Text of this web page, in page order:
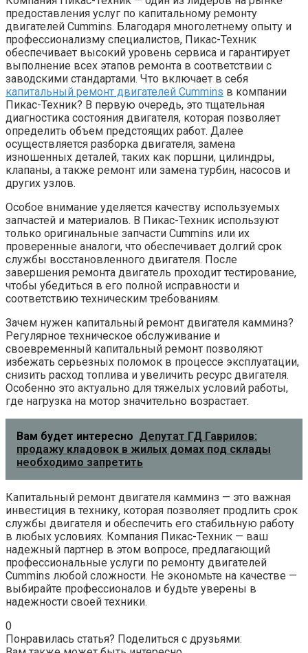
предоставления услуг по капитальному ремонту
двигателей Cummins. Благодаря многолетнему опыту и
профессионализму специалистов, Пикас-Техник
обеспечивает высокий уровень сервиса и гарантирует
выполнение всех этапов ремонта в соответствии с
заводскими стандартами. Что включает в себя
капитальный ремонт двигателей Cummins в компании
Пикас-Техник? В первую очередь, это тщательная
диагностика состояния двигателя, которая позволяет
определить объем предстоящих работ. Далее
осуществляется разборка двигателя, замена
изношенных деталей, таких как поршни, цилиндры,
клапаны, а также ремонт или замена турбин, насосов и
других узлов.
Особое внимание уделяется качеству используемых
запчастей и материалов. В Пикас-Техник используют
только оригинальные запчасти Cummins или их
проверенные аналоги, что обеспечивает долгий срок
службы восстановленного двигателя. После
завершения ремонта двигатель проходит тестирование,
чтобы убедиться в его полной исправности и
соответствию техническим требованиям.
Зачем нужен капитальный ремонт двигателя камминз?
Регулярное техническое обслуживание и
своевременный капитальный ремонт позволяют
избежать серьезных поломок в процессе эксплуатации,
снизить расход топлива и увеличить ресурс двигателя.
Особенно это актуально для тяжелых условий работы,
где нагрузка на мотор значительно возрастает.
Вам будет интересно Депутат ГД Гаврилов:
продажу кладовок в жилых домах под склады
необходимо запретить
Капитальный ремонт двигателя камминз — это важная
инвестиция в технику, которая позволяет продлить срок
службы двигателя и обеспечить его стабильную работу
в любых условиях. Компания Пикас-Техник — ваш
надежный партнер в этом вопросе, предлагающий
профессиональные услуги по ремонту двигателей
Cummins любой сложности. Не экономьте на качестве —
выбирайте профессионалов и будьте уверены в
надежности своей техники.
0
Понравилась статья? Поделиться с друзьями: